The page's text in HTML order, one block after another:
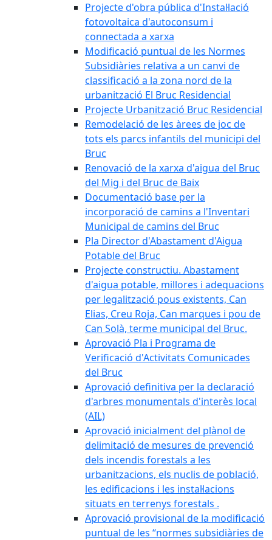
Projecte d'obra pública d'Instal·lació
fotovoltaica d'autoconsum i
connectada a xarxa
Modificació puntual de les Normes
Subsidiàries relativa a un canvi de
classificació a la zona nord de la
urbanització El Bruc Residencial
Projecte Urbanització Bruc Residencial
Remodelació de les àrees de joc de
tots els parcs infantils del municipi del
Bruc
Renovació de la xarxa d'aigua del Bruc
del Mig i del Bruc de Baix
Documentació base per la
incorporació de camins a l'Inventari
Municipal de camins del Bruc
Pla Director d'Abastament d'Aigua
Potable del Bruc
Projecte constructiu. Abastament
d'aigua potable, millores i adequacions
per legalització pous existents, Can
Elias, Creu Roja, Can marques i pou de
Can Solà, terme municipal del Bruc.
Aprovació Pla i Programa de
Verificació d'Activitats Comunicades
del Bruc
Aprovació definitiva per la declaració
d'arbres monumentals d'interès local
(AIL)
Aprovació inicialment del plànol de
delimitació de mesures de prevenció
dels incendis forestals a les
urbanitzacions, els nuclis de població,
les edificacions i les instal·lacions
situats en terrenys forestals .
Aprovació provisional de la modificació
puntual de les “normes subsidiàries de